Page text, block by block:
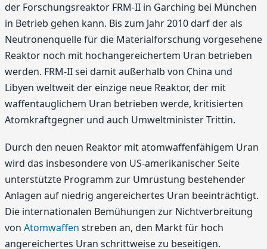
der Forschungsreaktor FRM-II in Garching bei München
in Betrieb gehen kann. Bis zum Jahr 2010 darf der als
Neutronenquelle für die Materialforschung vorgesehene
Reaktor noch mit hochangereichertem Uran betrieben
werden. FRM-II sei damit außerhalb von China und
Libyen weltweit der einzige neue Reaktor, der mit
waffentauglichem Uran betrieben werde, kritisierten
Atomkraftgegner und auch Umweltminister Trittin.
Durch den neuen Reaktor mit atomwaffenfähigem Uran
wird das insbesondere von US-amerikanischer Seite
unterstützte Programm zur Umrüstung bestehender
Anlagen auf niedrig angereichertes Uran beeinträchtigt.
Die internationalen Bemühungen zur Nichtverbreitung
von Atomwaffen streben an, den Markt für hoch
angereichertes Uran schrittweise zu beseitigen.